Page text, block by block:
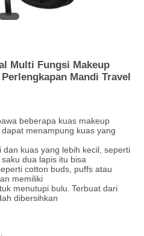
Multi Fungsi Makeup
Mandi Travel
beberapa kuas makeup
menampung kuas yang
kuas yang lebih kecil, seperti
saku dua lapis itu bisa
cotton buds, puffs atau
memiliki
menutupi bulu. Terbuat dari
dibersihkan